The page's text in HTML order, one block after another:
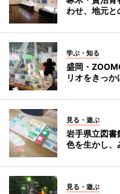
わせ、地元と
学ぶ・知る
盛岡・
リオをきっ
見る・遊ぶ
岩手県立図
色を生かし、
見る・遊ぶ